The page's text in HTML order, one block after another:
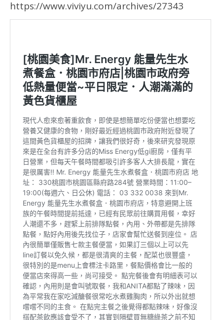
https://www.viviyu.com/archives/27343